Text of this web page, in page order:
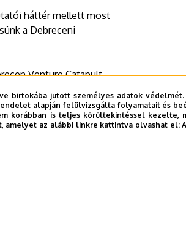
háttér mellett most
a Debreceni
Venture Catapult
kutatás támogatására. A
birtokába jutott személyes adatok
alapján felülvizsgálta folyamatait és
korábban is teljes körültekintéssel
amelyet az alábbi linkre kattintva olvashat el: